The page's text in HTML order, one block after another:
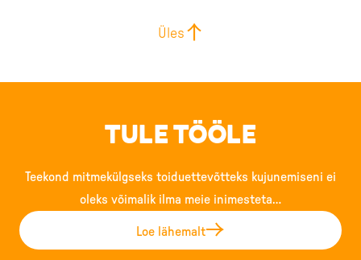
Üles
TULE TÖÖLE
Teekond mitmekülgseks toiduettevõtteks kujunemiseni ei
oleks võimalik ilma meie inimesteta…
Loe lähemalt